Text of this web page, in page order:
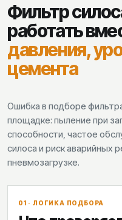
Фильтр
работать
давления,
цемента
Ошибка в подборе
площадке: пыление при
способности, частое
силоса и риск аварийных
пневмозагрузке.
01 · ЛОГИКА ПОДБОРА